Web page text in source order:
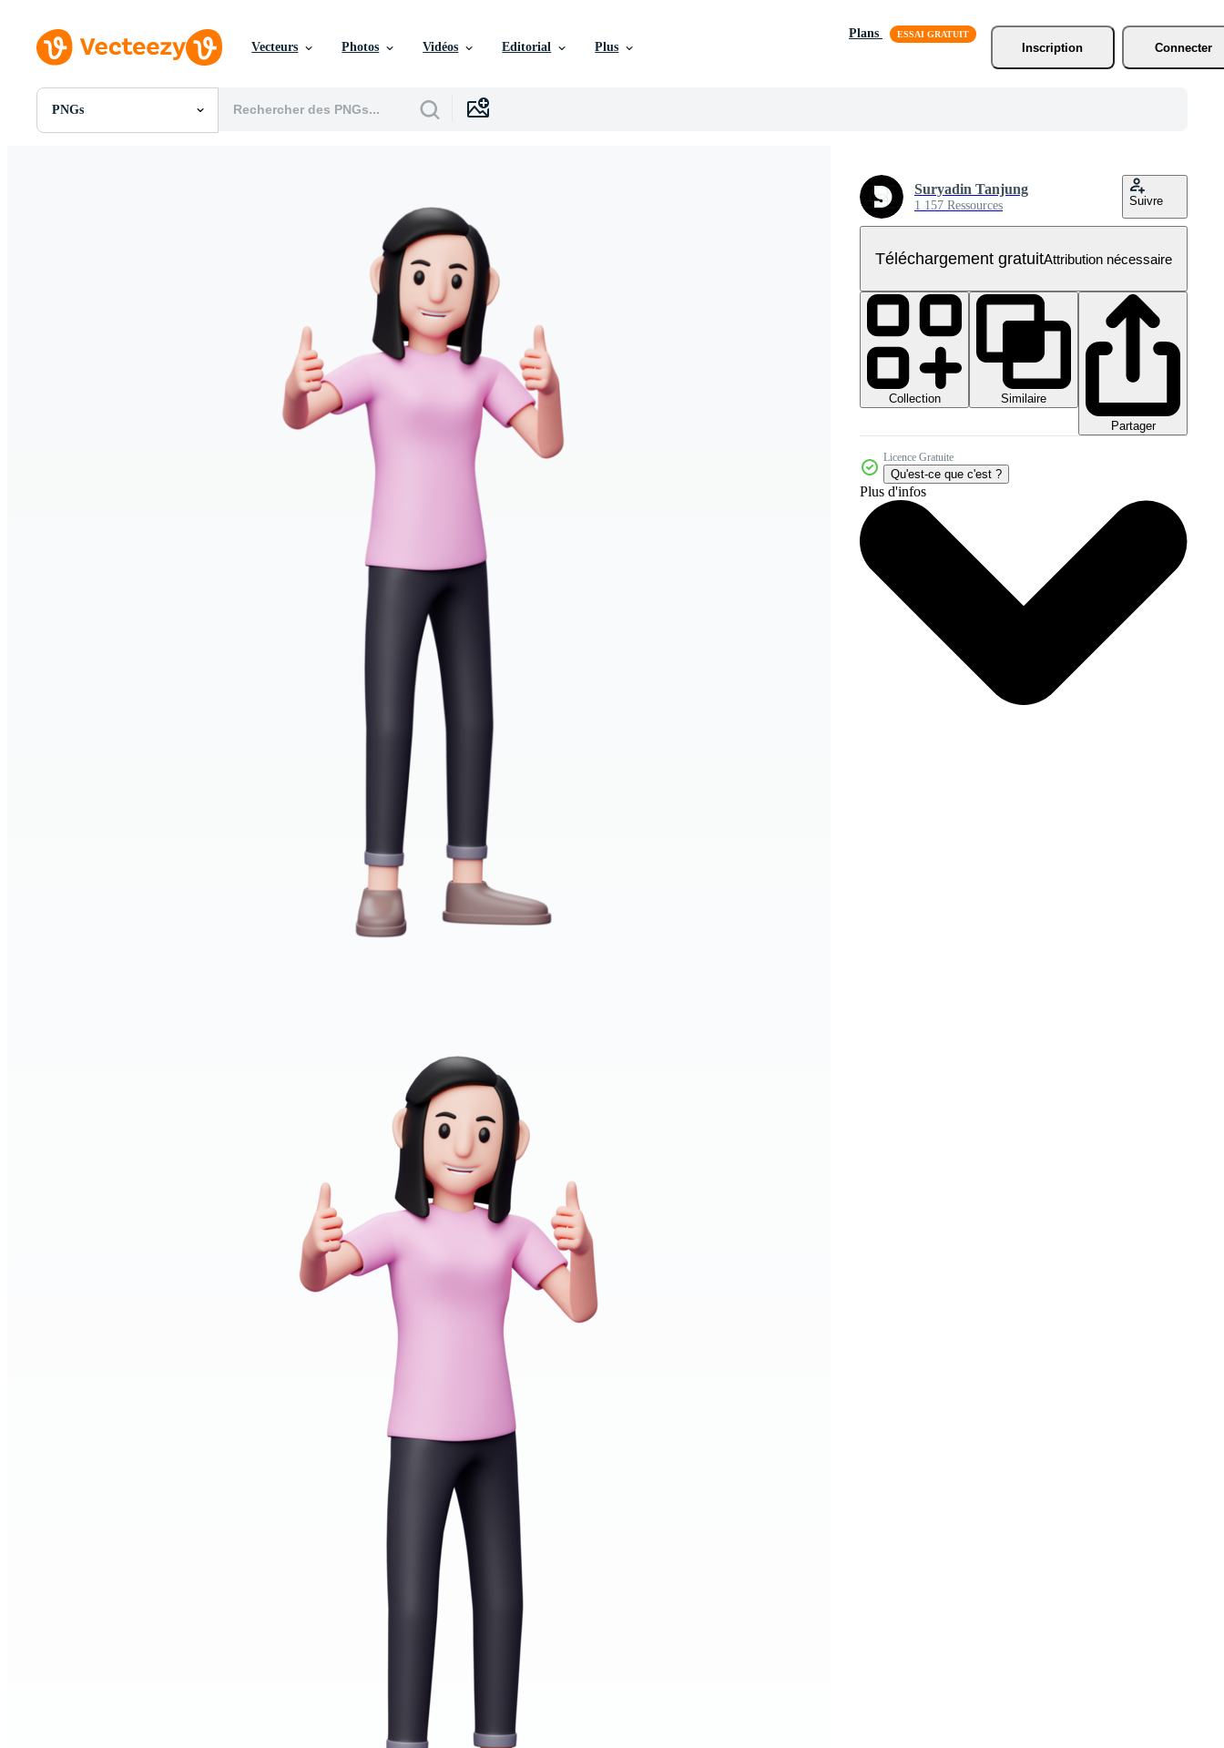
Vecteurs Photos Vidéos Editorial Plus
Plans
Inscription
Connecter
PNGs
Toutes Images
Suryadin Tanjung
1 157 Ressources Suivre
Téléchargement gratuitAttribution nécessaire
Collection
Similaire
Partager
Licence Gratuite
Qu'est-ce que c'est ?
Plus d'infos